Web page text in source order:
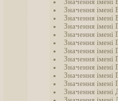
Значення
Значення імені
Значення імені
Значення імені
Значення імені
Значення імені
Значення імені
Значення імені
Значення імені
Значення імені
Значення імені
Значення імені